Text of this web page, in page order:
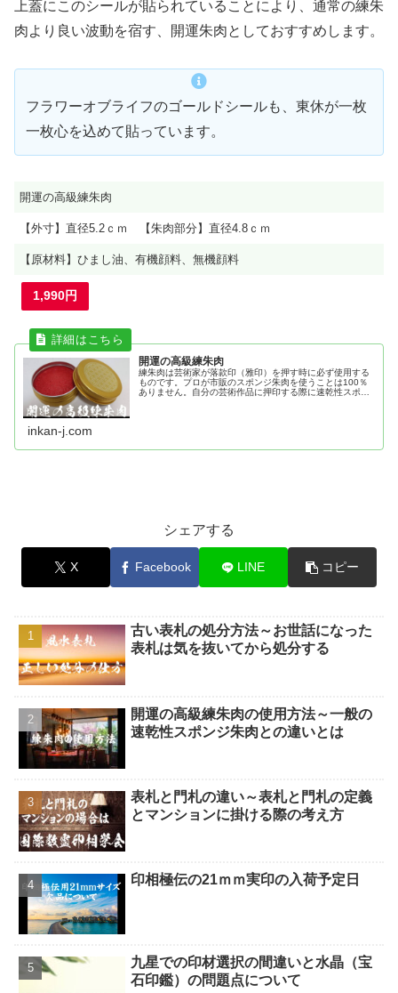
上蓋にこのシールが貼られていることにより、通常の練朱
肉より良い波動を宿す、開運朱肉としておすすめします。
フラワーオブライフのゴールドシールも、東休が一枚
一枚心を込めて貼っています。
開運の高級練朱肉
【外寸】直径5.2ｃｍ 【朱肉部分】直径4.8ｃｍ
【原材料】ひまし油、有機顔料、無機顔料
1,990円
開運の高級練朱肉
練朱肉は芸術家が落款印（雅印）を押す時に必ず使用する
ものです。プロが市販のスポンジ朱肉を使うことは100％
ありません。自分の芸術作品に押印する際に速乾性スポン
inkan-j.com
シェアする
X Facebook LINE コピー
古い表札の処分方法～お世話になった
表札は気を抜いてから処分する
開運の高級練朱肉の使用方法～一般の
速乾性スポンジ朱肉との違いとは
表札と門札の違い～表札と門札の定義
とマンションに掛ける際の考え方
印相極伝の21ｍｍ実印の入荷予定日
九星での印材選択の間違いと水晶（宝
石印鑑）の問題点について